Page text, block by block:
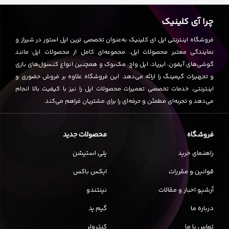
چرا آی کلینیک
فروشگاه اینترنتی اپل ای کلینیک به‌عنوان تخصصی ترین اپل استور در شیراز و
نمایندگی معتبر محصولات اپل، مجموعه‌ای کامل از محصولات اپل مانند
گوشی‌های آیفون، ایرپاد، اپل واچ، مک‌بوک و همچنین انواع کنسول‌های بازی
و تجهیزات گیمینگ را ارائه می‌دهد. این فروشگاه علاوه بر فروش حضوری و
اینترنتی، خدمات تخصصی تعمیرات محصولات اپل را نیز با کیفیت بالا انجام
می‌دهد و تجربه‌ای مطمئن و حرفه‌ای را برای مشتریان فراهم می‌کند.
فروشگاه
راهنمای خرید
قوانین و مقررات
آرشیو اخبار و مقالات
درباره ما
تماس با ما
محصولات جدید
پلی استیشن
ایکس باکس
نینتندو
گیم پد
کنترولر